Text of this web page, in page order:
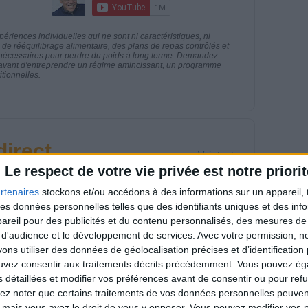
Le respect de votre vie privée est notre
stockons et/ou accédons à des informations sur un appareil,
données personnelles telles que des identifiants uniques et des
pour des publicités et du contenu personnalisés, des mesures
et le développement de services. Avec votre permission,
utiliser des données de géolocalisation précises et d’identification
consentir aux traitements décrits précédemment. Vous pouvez
détaillées et modifier vos préférences avant de consentir ou pour
noter que certains traitements de vos données personnelles
individuelles qui ne sont ni caractéristiques, ni
rééquilibrage alimentaire, des plans de repas contrôlés et
pour perdre du poids à long terme. Demandez
d'entreprendre un régime amincissant, un programme
Voir tout
en live en participant à des vidéo-
et les diététiciennes du programme.
plan à 1600
est-il trop
?
Comment perdre le
dernier kilo avant la
stabilisation ? |